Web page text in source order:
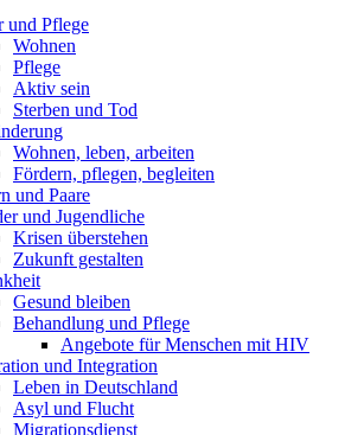
und Pflege
Wohnen
Pflege
Aktiv sein
Sterben und Tod
Wohnen, leben, arbeiten
Fördern, pflegen, begleiten
und Paare
und Jugendliche
Krisen überstehen
Zukunft gestalten
Gesund bleiben
Behandlung und Pflege
Angebote für Menschen mit HIV
und Integration
Leben in Deutschland
Asyl und Flucht
Migrationsdienst